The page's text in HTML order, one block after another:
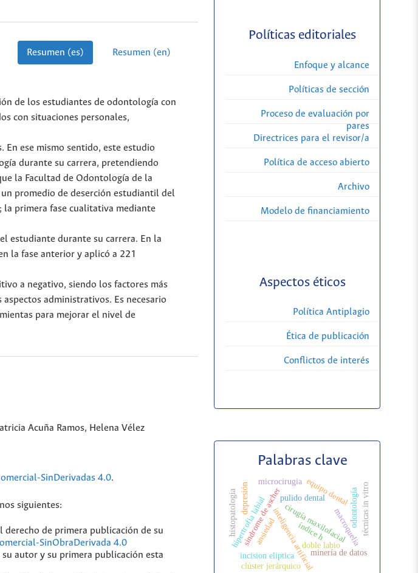
Resumen (es) Resumen (en)
de los estudiantes de odontología con
con situaciones personales,
ese mismo sentido, este estudio
durante su carrera, pretendiendo
la Facultad de Odontología de la
promedio de deserción estudiantil del
primera fase cualitativa mediante
estudiante durante su carrera. En la
la fase anterior y aplicó a 221
a negativo, siendo los factores más
administrativos. Es necesario
para mejorar el nivel de
Acuña Ramos, Helena Vélez
SinDerivadas 4.0.
siguientes:
derecho de primera publicación de su
SinObraDerivada 4.0
autor y su primera publicación esta
Políticas editoriales
Enfoque y alcance
Políticas de sección
Proceso de evaluación por
pares
Directrices para el revisor/a
Política de acceso abierto
Archivo
Modelo de financiamiento
Aspectos éticos
Política Antiplagio
Ética de publicación
Conflictos de interés
Palabras clave
cirugía maxilofacial
inteligencia artificialdoble labio
sindrome de ascher macroquelia
incision eliptica
hipertrofia labial técnicas in vitro
pulido dentalequipo dental
minería de datos
clúster jerárquico
microcirugia
histopatologia ansiedad
depresión odontología
índice h